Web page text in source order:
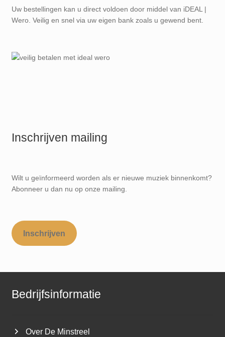
Uw bestellingen kan u direct voldoen door middel van iDEAL |
Wero. Veilig en snel via uw eigen bank zoals u gewend bent.
Inschrijven mailing
Wilt u geïnformeerd worden als er nieuwe muziek binnenkomt?
Abonneer u dan nu op onze mailing.
Inschrijven
Bedrijfsinformatie
Over De Minstreel